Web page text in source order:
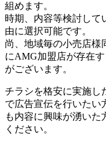
組めます。
時期、内容等検討して
由に選択可能です。
尚、地域毎の小売店様
にAMG加盟店が存在
がございます。
チラシを格安に実施し
で広告宣伝を行いたい
も内容に興味が湧い
ください。